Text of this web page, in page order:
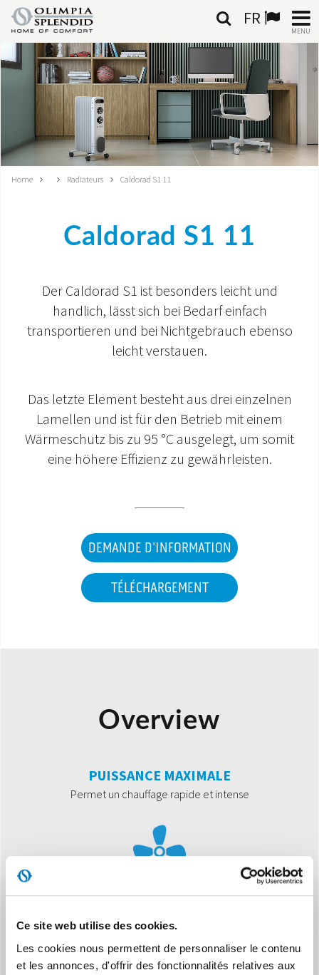
Ce site web utilise des cookies.
Les cookies nous permettent de personnaliser le contenu
et les annonces, d'offrir des fonctionnalités relatives aux
FR
MENU
FRANÇAIS
CLIMATISATION
CHAUFFAGE
SYSTÈMES INTÉGRÉS
Home Radiateurs Caldorad S1 11
Caldorad S1 11
Der Caldorad S1 ist besonders leicht und
handlich, lässt sich bei Bedarf einfach
transportieren und bei Nichtgebrauch ebenso
leicht verstauen.
Das letzte Element besteht aus drei einzelnen
Lamellen und ist für den Betrieb mit einem
Wärmeschutz bis zu 95 °C ausgelegt, um somit
eine höhere Effizienz zu gewährleisten.
DEMANDE D'INFORMATION
TÉLÉCHARGEMENT
Overview
PUISSANCE MAXIMALE
Permet un chauffage rapide et intense
PUISSANCE MOYENNE
Permet un chauffage homogène